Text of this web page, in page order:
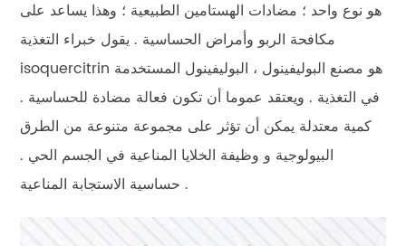
هو نوع واحد ؛ مضادات الهستامين الطبيعية ؛ وهذا يساعد على
مكافحة الربو وأمراض الحساسية . يقول خبراء التغذية
isoquercitrin هو مصنع البوليفينول ، البوليفينول المستخدمة
في التغذية . ويعتقد عموما أن تكون فعالة مضادة للحساسية .
كمية معتدلة يمكن أن تؤثر على مجموعة متنوعة من الطرق
البيولوجية و وظيفة الخلايا المناعية في الجسم الحي .
حساسية الاستجابة المناعية .